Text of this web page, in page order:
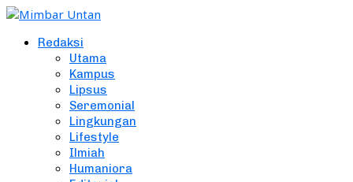
Redaksi
Utama
Kampus
Lipsus
Seremonial
Lingkungan
Lifestyle
Ilmiah
Humaniora